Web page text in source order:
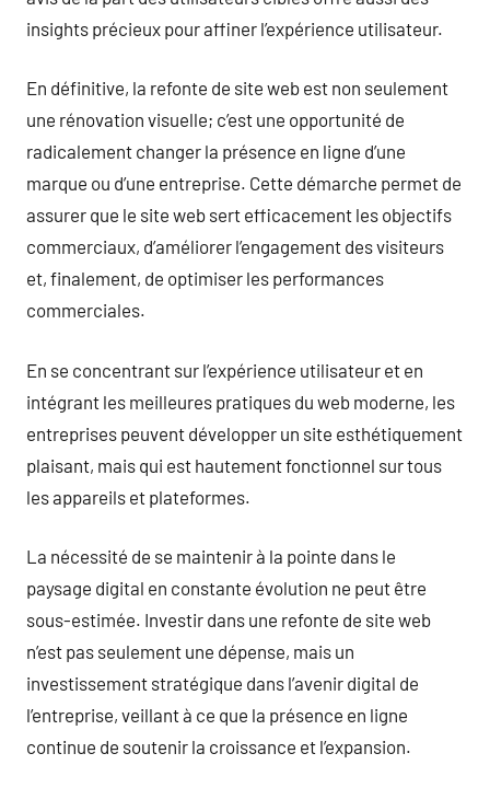
insights précieux pour affiner l’expérience utilisateur.
En définitive, la refonte de site web est non seulement
une rénovation visuelle; c’est une opportunité de
radicalement changer la présence en ligne d’une
marque ou d’une entreprise. Cette démarche permet de
assurer que le site web sert efficacement les objectifs
commerciaux, d’améliorer l’engagement des visiteurs
et, finalement, de optimiser les performances
commerciales.
En se concentrant sur l’expérience utilisateur et en
intégrant les meilleures pratiques du web moderne, les
entreprises peuvent développer un site esthétiquement
plaisant, mais qui est hautement fonctionnel sur tous
les appareils et plateformes.
La nécessité de se maintenir à la pointe dans le
paysage digital en constante évolution ne peut être
sous-estimée. Investir dans une refonte de site web
n’est pas seulement une dépense, mais un
investissement stratégique dans l’avenir digital de
l’entreprise, veillant à ce que la présence en ligne
continue de soutenir la croissance et l’expansion.